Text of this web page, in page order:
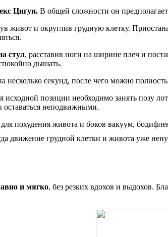
Цигун. В общей сложности он
живот и округлив грудную клетку.
стул, расставив ноги на ширине плеч и
дышать.
секунд, после чего можно
исходной позиции необходимо занять позу
оставаться неподвижными.
движение грудной клетки и живота уже
и мягко, без резких вдохов и выдохов.